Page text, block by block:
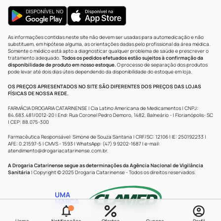
As informações contidas neste site não devem ser usadas para automedicação e não
substituem, em hipótese alguma, as orientações dadas pelo profissional da área médica.
Somente o médico está apto a diagnosticar qualquer problema de saúde e prescrever o
tratamento adequado. Todos os pedidos efetuados estão sujeitos à confirmação da
disponibilidade de produto em nosso estoque.O processo de separação dos produtos
pode levar até dois dias úteis dependendo da disponibilidade do estoque em loja.
OS PREÇOS APRESENTADOS NO SITE SÃO DIFERENTES DOS PREÇOS DAS LOJAS
FÍSICAS DE NOSSA REDE.
FARMÁCIA DROGARIA CATARINENSE | Cia Latino Americana de Medicamentos | CNPJ:
84.683.481/0012-20 | End: Rua Coronel Pedro Demoro, 1482, Balneário - | Florianópolis- SC
| CEP: 88.075-300
Farmacêutica Responsável: Simone de Souza Santana | CRF/SC: 12106 | IE: 250192233 |
AFE: 0.21597-5 | CMVS - 1593 | WhatsApp: (47) 9 9202-1687 | e-mail:
atendimento@drogariacatarinense.com.br.
A Drogaria Catarinense segue as determinações da Agência Nacional de Vigilância
Sanitária | Copyright © 2025 Drogaria Catarinense - Todos os direitos reservados.
UMA
MARCA